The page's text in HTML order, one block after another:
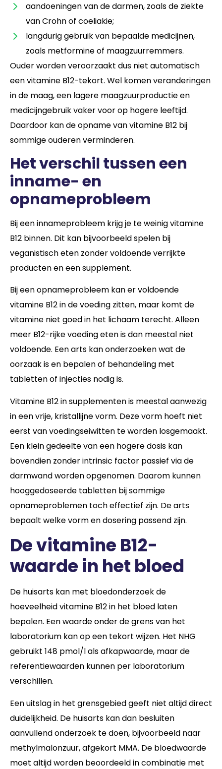
aandoeningen van de darmen, zoals de ziekte
van Crohn of coeliakie;
langdurig gebruik van bepaalde medicijnen,
zoals metformine of maagzuurremmers.
Ouder worden veroorzaakt dus niet automatisch
een vitamine B12-tekort. Wel komen veranderingen
in de maag, een lagere maagzuurproductie en
medicijngebruik vaker voor op hogere leeftijd.
Daardoor kan de opname van vitamine B12 bij
sommige ouderen verminderen.
Het verschil tussen een
inname- en
opnameprobleem
Bij een innameprobleem krijg je te weinig vitamine
B12 binnen. Dit kan bijvoorbeeld spelen bij
veganistisch eten zonder voldoende verrijkte
producten en een supplement.
Bij een opnameprobleem kan er voldoende
vitamine B12 in de voeding zitten, maar komt de
vitamine niet goed in het lichaam terecht. Alleen
meer B12-rijke voeding eten is dan meestal niet
voldoende. Een arts kan onderzoeken wat de
oorzaak is en bepalen of behandeling met
tabletten of injecties nodig is.
Vitamine B12 in supplementen is meestal aanwezig
in een vrije, kristallijne vorm. Deze vorm hoeft niet
eerst van voedingseiwitten te worden losgemaakt.
Een klein gedeelte van een hogere dosis kan
bovendien zonder intrinsic factor passief via de
darmwand worden opgenomen. Daarom kunnen
hooggedoseerde tabletten bij sommige
opnameproblemen toch effectief zijn. De arts
bepaalt welke vorm en dosering passend zijn.
De vitamine B12-
waarde in het bloed
De huisarts kan met bloedonderzoek de
hoeveelheid vitamine B12 in het bloed laten
bepalen. Een waarde onder de grens van het
laboratorium kan op een tekort wijzen. Het NHG
gebruikt 148 pmol/l als afkapwaarde, maar de
referentiewaarden kunnen per laboratorium
verschillen.
Een uitslag in het grensgebied geeft niet altijd direct
duidelijkheid. De huisarts kan dan besluiten
aanvullend onderzoek te doen, bijvoorbeeld naar
methylmalonzuur, afgekort MMA. De bloedwaarde
moet altijd worden beoordeeld in combinatie met